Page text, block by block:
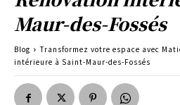
Maur-des-Fossés
Blog
Transformez votre espace avec
intérieure à Saint-Maur-des-Fossés